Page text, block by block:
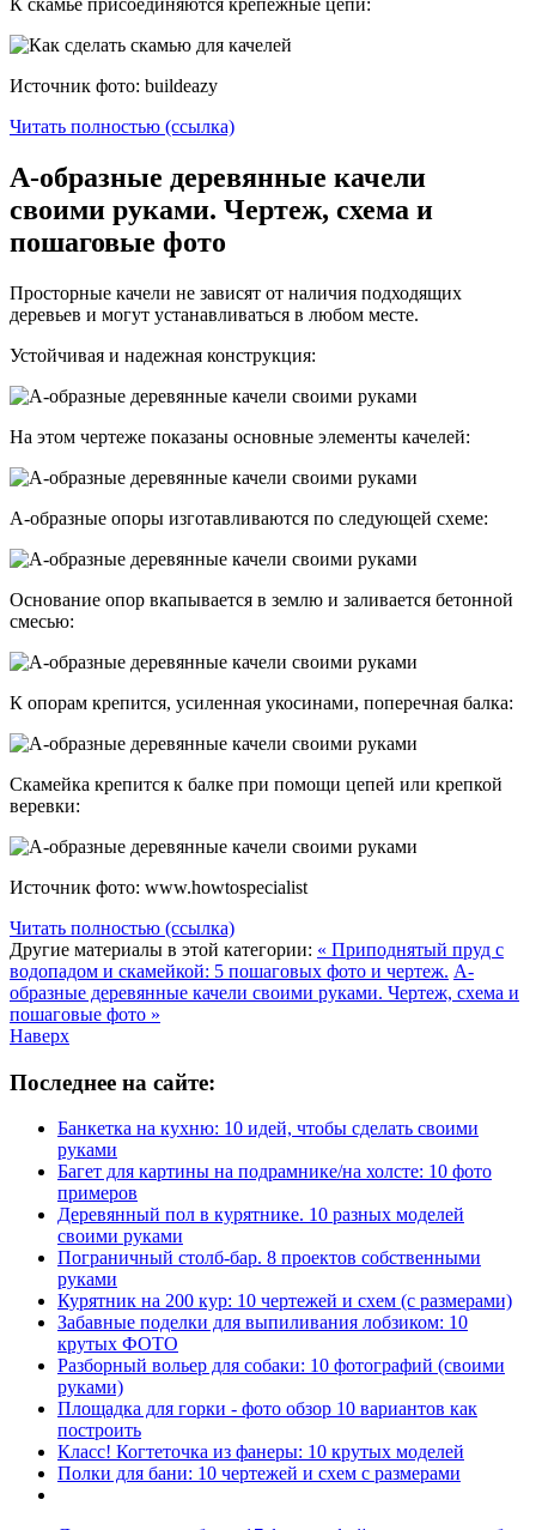
К скамье присоединяются крепежные цепи:
Источник фото: buildeazy
Читать полностью (ссылка)
А-образные деревянные качели
своими руками. Чертеж, схема и
пошаговые фото
Просторные качели не зависят от наличия подходящих
деревьев и могут устанавливаться в любом месте.
Устойчивая и надежная конструкция:
На этом чертеже показаны основные элементы качелей:
А-образные опоры изготавливаются по следующей схеме:
Основание опор вкапывается в землю и заливается бетонной
смесью:
К опорам крепится, усиленная укосинами, поперечная балка:
Скамейка крепится к балке при помощи цепей или крепкой
веревки:
Источник фото: www.howtospecialist
Читать полностью (ссылка)
Другие материалы в этой категории: « Приподнятый пруд с
водопадом и скамейкой: 5 пошаговых фото и чертеж. А-
образные деревянные качели своими руками. Чертеж, схема и
пошаговые фото »
Наверх
Последнее на сайте:
Банкетка на кухню: 10 идей, чтобы сделать своими
руками
Багет для картины на подрамнике/на холсте: 10 фото
примеров
Деревянный пол в курятнике. 10 разных моделей
своими руками
Пограничный столб-бар. 8 проектов собственными
руками
Курятник на 200 кур: 10 чертежей и схем (с размерами)
Забавные поделки для выпиливания лобзиком: 10
крутых ФОТО
Разборный вольер для собаки: 10 фотографий (своими
руками)
Площадка для горки - фото обзор 10 вариантов как
построить
Класс! Когтеточка из фанеры: 10 крутых моделей
Полки для бани: 10 чертежей и схем с размерами